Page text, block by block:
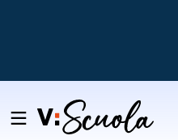
Salta